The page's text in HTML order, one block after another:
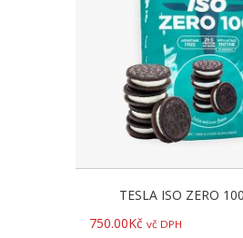
TESLA ISO ZERO
750.00Kč vč DPH